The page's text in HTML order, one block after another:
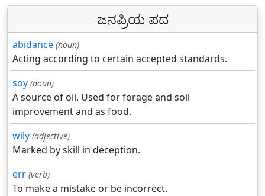
ಜನಪ್ರಿಯ ಪದ
abidance (noun)
Acting according to certain accepted standards.
soy (noun)
A source of oil. Used for forage and soil
improvement and as food.
wily (adjective)
Marked by skill in deception.
err (verb)
To make a mistake or be incorrect.